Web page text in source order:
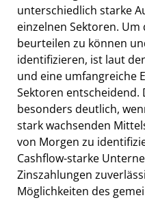
unterschiedlich starke
einzelnen Sektoren. Um
beurteilen zu können
identifizieren, ist laut
und eine umfangreiche
Sektoren
besonders deutlich,
stark wachsenden
von Morgen zu
Cashflow-starke
Zinszahlungen
Möglichkeiten des